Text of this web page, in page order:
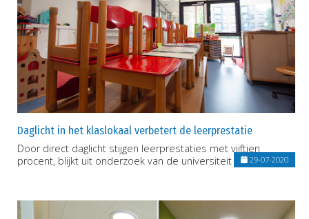
Daglicht in het klaslokaal verbetert de leerprestatie
Door direct daglicht stijgen leerprestaties met vijftien
procent, blijkt uit onderzoek van de universiteit Twente.29-07-2020